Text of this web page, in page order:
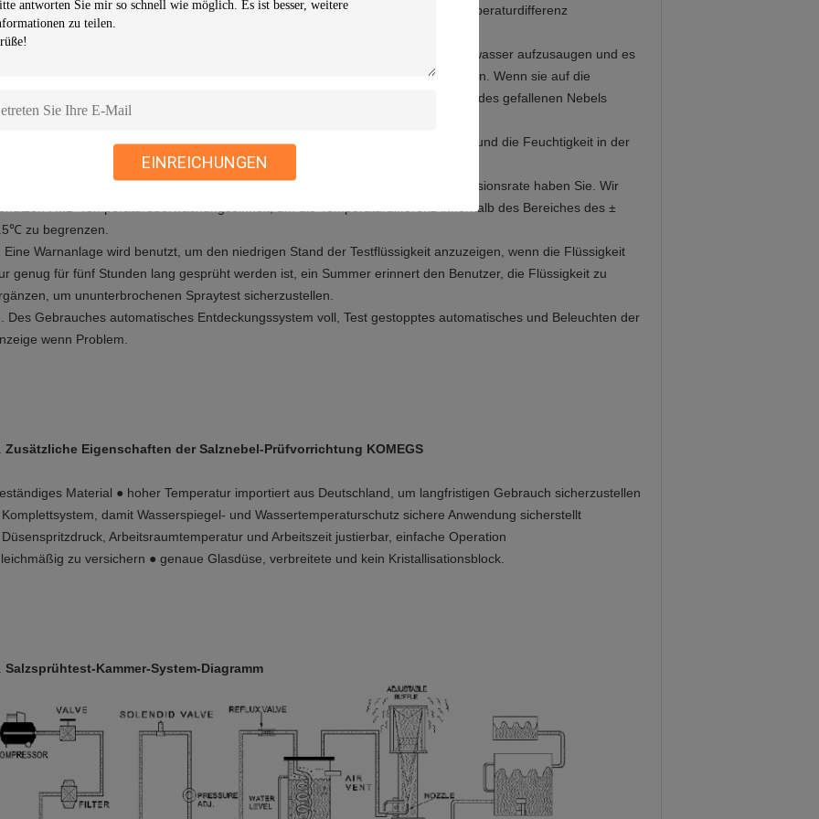
EINREICHUNGEN
Die Testkammer ist von fünf Richtungen erhitzt, um sicherzustellen, dass die Temperaturdifferenz
in der Kammer innen gehalten wird (± 1℃).
Spraydüse: Die Düse wird besonders gemacht, um ihr zu ermöglichen, das Salzwasser aufzusaugen und es
Form des Nebels mit beträchtlicher hoher Geschwindigkeit dann heraus zu spritzen. Wenn sie auf die
des Einzelteils fällt, das geprüft wird, ist möglicherweise der Unterschied des gefallenen Nebels
des ± 0.3ml/80 cm2h kontrolliert.
HUNTER PRINCIPLE ist, die gesättigte Luft heiß und feucht zu machen gewohnt und die Feuchtigkeit in der
zu halten, die für Test erfordert wird.
Temperature ist die Voraussetzungszustand, der mit direkte Auswirkung auf Korrosionsrate haben Sie. Wir
P.I.D-Temperaturüberwachungseinheit, um die Temperaturdifferenz innerhalb des Bereiches des ±
zu begrenzen.
Eine Warnanlage wird benutzt, um den niedrigen Stand der Testflüssigkeit anzuzeigen, wenn die Flüssigkeit
genug für fünf Stunden lang gesprüht werden ist, ein Summer erinnert den Benutzer, die Flüssigkeit zu
um ununterbrochenen Spraytest sicherzustellen.
Des Gebrauches automatisches Entdeckungssystem voll, Test gestopptes automatisches und Beleuchten der
wenn Problem.
Zusätzliche Eigenschaften der Salznebel-Prüfvorrichtung KOMEGS
Material ● hoher Temperatur importiert aus Deutschland, um langfristigen Gebrauch sicherzustellen
Komplettsystem, damit Wasserspiegel- und Wassertemperaturschutz sichere Anwendung sicherstellt
Düsenspritzdruck, Arbeitsraumtemperatur und Arbeitszeit justierbar, einfache Operation
zu versichern ● genaue Glasdüse, verbreitete und kein Kristallisationsblock.
Salzsprühtest-Kammer-System-Diagramm